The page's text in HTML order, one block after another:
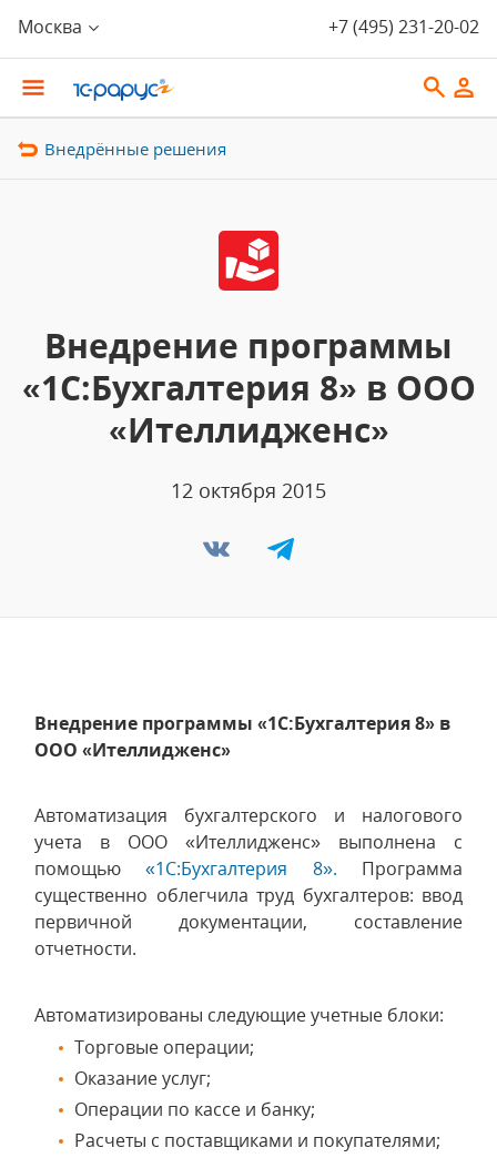
Москва +7 (495) 231-20-02
Внедрённые решения
Внедрение программы
«1С:Бухгалтерия 8» в ООО
«Ителлидженс»
12 октября 2015
Внедрение программы «1С:Бухгалтерия 8» в
ООО «Ителлидженс»
Автоматизация бухгалтерского и налогового
учета в ООО «Ителлидженс» выполнена с
помощью«1С:Бухгалтерия 8». Программа
существенно облегчила труд бухгалтеров: ввод
первичной документации, составление
отчетности.
Автоматизированы следующие учетные блоки:
Торговые операции;
Оказание услуг;
Операции по кассе и банку;
Расчеты с поставщиками и покупателями;